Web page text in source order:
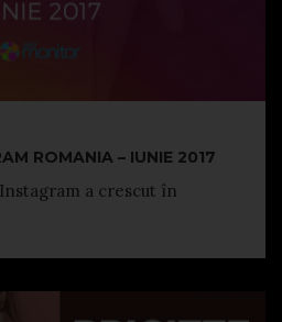
ROMANIA – IUNIE 2017
a crescut în